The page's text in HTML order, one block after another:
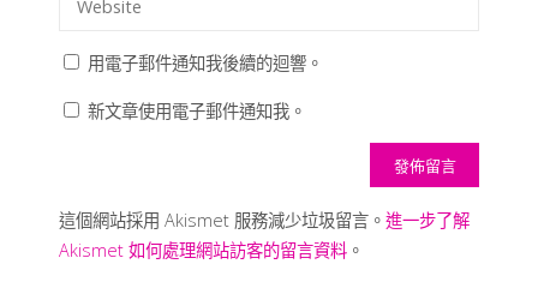
用電子郵件通知我後續的迴響。
新文章使用電子郵件通知我。
這個網站採用 Akismet 服務減少垃圾留言。 進一步了解
Akismet 如何處理網站訪客的留言資料。